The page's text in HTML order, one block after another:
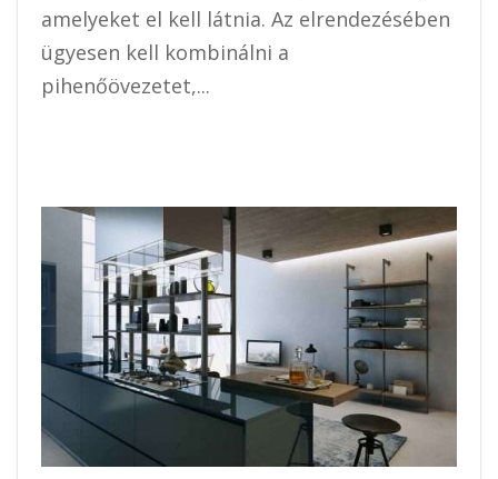
amelyeket el kell látnia. Az elrendezésében
ügyesen kell kombinálni a
pihenőövezetet,...